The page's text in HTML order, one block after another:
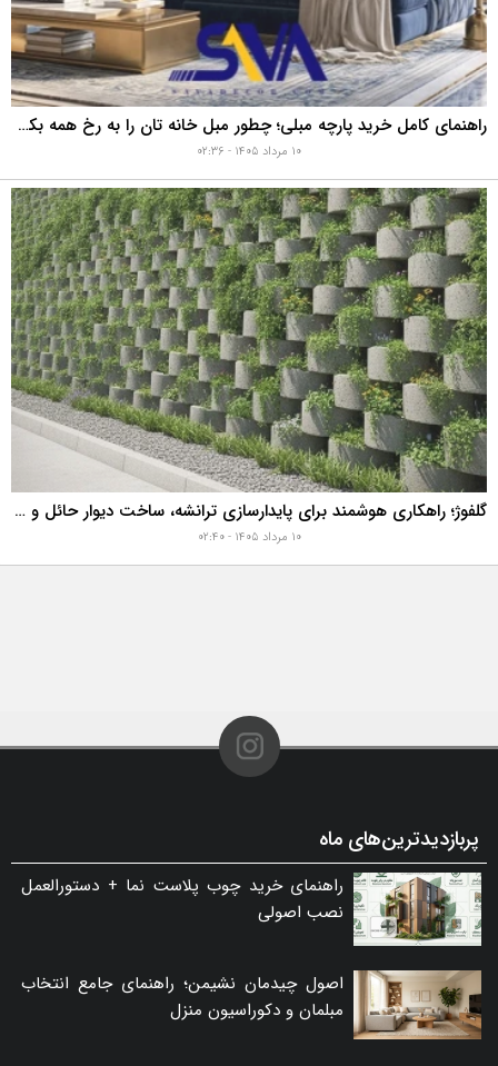
راهنمای کامل خرید پارچه مبلی؛ چطور مبل خانه تان را به رخ همه بکشید؟
گلفوژ؛ راهکاری هوشمند برای پایدارسازی ترانشه، ساخت دیوار حائل و زیباسازی شهری
پربازدیدترین‌های ماه
راهنمای خرید چوب پلاست نما + دستورالعمل
نصب اصولی
اصول چیدمان نشیمن؛ راهنمای جامع انتخاب
مبلمان و دکوراسیون منزل